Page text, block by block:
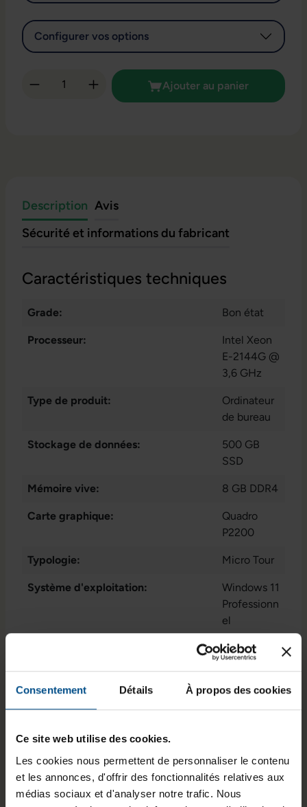
Consentement Détails À propos des cookies
Ce site web utilise des cookies.
Les cookies nous permettent de personnaliser le contenu
et les annonces, d'offrir des fonctionnalités relatives aux
médias sociaux et d'analyser notre trafic. Nous
Configurer vos options
Quantité de produit : Entrez la quantité
Ajouter au panier
Description Avis
Sécurité et informations du fabricant
Caractéristiques techniques
Grade: Bon état
Processeur:
Intel Xeon
E-2144G @
3,6 GHz
Type de produit:
Ordinateur
de bureau
Stockage de données:
500 GB
SSD
Mémoire vive: 8 GB DDR4
Carte graphique:
Quadro
P2200
Typologie: Micro Tour
Système d'exploitation:
Windows 11
Professionn
el
4
Connectique: 1x DVI, 1x
LAN RJ-45,
1x USB 3.1
- entrée -
3.5 mm, 1x
audio /
Afficher